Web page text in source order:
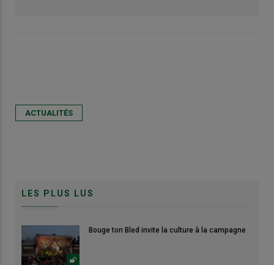
ACTUALITÉS
LES PLUS LUS
Bouge ton Bled invite la culture à la campagne